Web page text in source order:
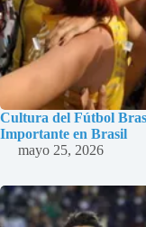
Cultura del Fútbol
Importante en Brasil
mayo 25, 2026